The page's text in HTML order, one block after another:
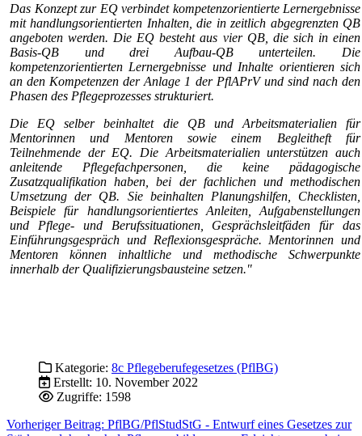
Das Konzept zur EQ verbindet kompetenzorientierte Lernergebnisse
mit handlungsorientierten Inhalten, die in zeitlich abgegrenzten QB
angeboten werden. Die EQ besteht aus vier QB, die sich in einen
Basis-QB und drei Aufbau-QB unterteilen. Die
kompetenzorientierten Lernergebnisse und Inhalte orientieren sich
an den Kompetenzen der Anlage 1 der PflAPrV und sind nach den
Phasen des Pflegeprozesses strukturiert.
Die EQ selber beinhaltet die QB und Arbeitsmaterialien für
Mentorinnen und Mentoren sowie einem Begleitheft für
Teilnehmende der EQ. Die Arbeitsmaterialien unterstützen auch
anleitende Pflegefachpersonen, die keine pädagogische
Zusatzqualifikation haben, bei der fachlichen und methodischen
Umsetzung der QB. Sie beinhalten Planungshilfen, Checklisten,
Beispiele für handlungsorientiertes Anleiten, Aufgabenstellungen
und Pflege- und Berufssituationen, Gesprächsleitfäden für das
Einführungsgespräch und Reflexionsgespräche. Mentorinnen und
Mentoren können inhaltliche und methodische Schwerpunkte
innerhalb der Qualifizierungsbausteine setzen."
Kategorie: 8c Pflegeberufegesetzes (PflBG)
Erstellt: 10. November 2022
Zugriffe: 1598
Vorheriger Beitrag: PflBG/PflStudStG - Entwurf eines Gesetzes zur